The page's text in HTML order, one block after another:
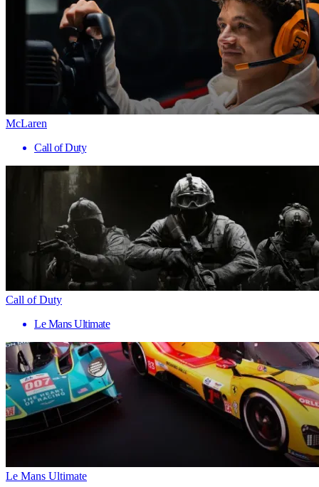
McLaren
Call of Duty
Call of Duty
Le Mans Ultimate
Le Mans Ultimate